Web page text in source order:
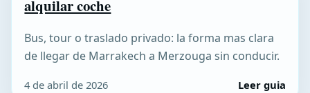
alquilar coche
Bus, tour o traslado privado: la forma mas clara
de llegar de Marrakech a Merzouga sin conducir.
4 de abril de 2026 Leer guia